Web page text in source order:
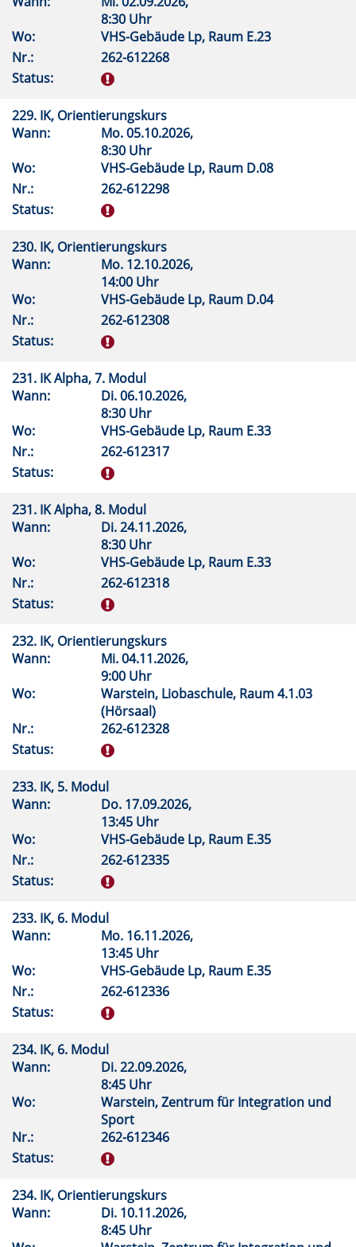
8:30 Uhr
Wo:
VHS-Gebäude Lp, Raum E.23
Nr.:
262-612268
Status:
229. IK, Orientierungskurs
Wann:
Mo.05.10.2026,
8:30 Uhr
Wo:
VHS-Gebäude Lp, Raum D.08
Nr.:
262-612298
Status:
230. IK, Orientierungskurs
Wann:
Mo. 12.10.2026,
14:00 Uhr
Wo:
VHS-Gebäude Lp, Raum D.04
Nr.:
262-612308
Status:
231. IK Alpha, 7. Modul
Wann:
Di.06.10.2026,
8:30 Uhr
Wo:
VHS-Gebäude Lp, Raum E.33
Nr.:
262-612317
Status:
231. IK Alpha, 8. Modul
Wann:
Di.24.11.2026,
8:30 Uhr
Wo:
VHS-Gebäude Lp, Raum E.33
Nr.:
262-612318
Status:
232. IK, Orientierungskurs
Wann:
Mi.04.11.2026,
9:00 Uhr
Wo:
Warstein, Liobaschule, Raum 4.1.03
(Hörsaal)
Nr.:
262-612328
Status:
233. IK, 5. Modul
Wann:
Do. 17.09.2026,
13:45 Uhr
Wo:
VHS-Gebäude Lp, Raum E.35
Nr.:
262-612335
Status:
233. IK, 6. Modul
Wann:
Mo. 16.11.2026,
13:45 Uhr
Wo:
VHS-Gebäude Lp, Raum E.35
Nr.:
262-612336
Status:
234. IK, 6. Modul
Wann:
Di.22.09.2026,
8:45 Uhr
Wo:
Warstein, Zentrum für Integration und
Sport
Nr.:
262-612346
Status:
234. IK, Orientierungskurs
Wann:
Di. 10.11.2026,
8:45 Uhr